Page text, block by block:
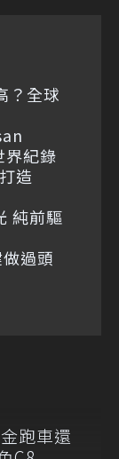
？全球
界紀錄
造
純前驅
做過頭
跑車還